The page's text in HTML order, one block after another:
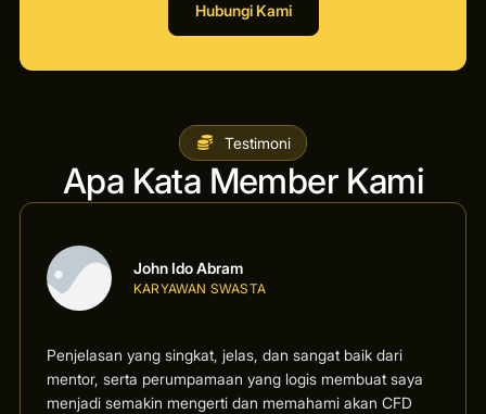
Hubungi Kami
Testimoni
Apa Kata Member Kami
John Ido Abram
KARYAWAN SWASTA
Penjelasan yang singkat, jelas, dan sangat baik dari
mentor, serta perumpamaan yang logis membuat saya
menjadi semakin mengerti dan memahami akan CFD